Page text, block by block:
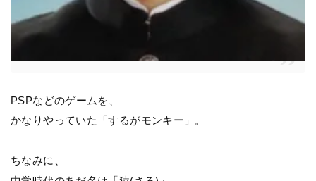
PSPなどのゲームを、
かなりやっていた「するがモンキー」。
ちなみに、